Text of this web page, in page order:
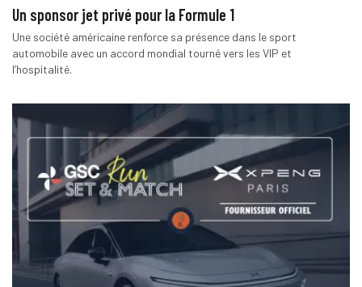
Un sponsor jet privé pour la Formule 1
Une société américaine renforce sa présence dans le sport
automobile avec un accord mondial tourné vers les VIP et
l’hospitalité.